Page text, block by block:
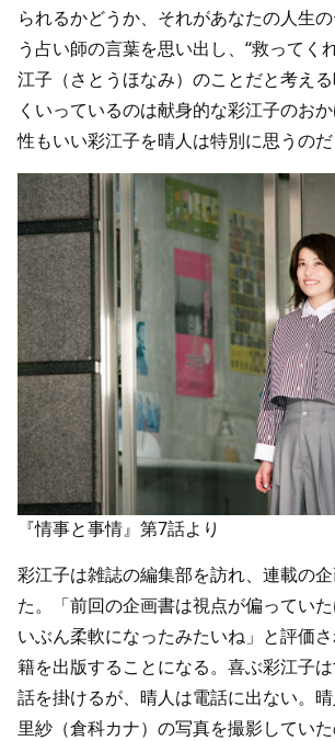
られるかどうか、それがあなたの人生
う占い師の言葉を思い出し、“救ってく
江子（さとうほなみ）のことだと考え
くいっているのは献身的な彩江子のお
性もいい彩江子を晴人は特別に思うのだ
『情事と事情』第7話より
彩江子は雑誌の編集部を訪れ、連載の
た。「前回の企画書は視点が偏ってい
いぶん柔軟になったみたいね」と評価
籍を出版することになる。喜ぶ彩江子
話を掛けるが、晴人は電話に出ない。
里紗（倉科カナ）の写真を撮影していた